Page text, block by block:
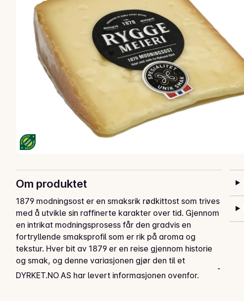
Om produktet
1879 modningsost er en smaksrik rødkittost som trives
med å utvikle sin raffinerte karakter over tid. Gjennom
en intrikat modningsprosess får den gradvis en
fortryllende smaksprofil som er rik på aroma og
tekstur. Hver bit av 1879 er en reise gjennom historie
og smak, og denne variasjonen gjør den til et
eksepsjonelt valg for ostekjennere der ute. Perfekt på
DYRKET.NO AS har levert informasjonen ovenfor.